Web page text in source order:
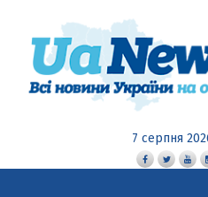
7 серпня